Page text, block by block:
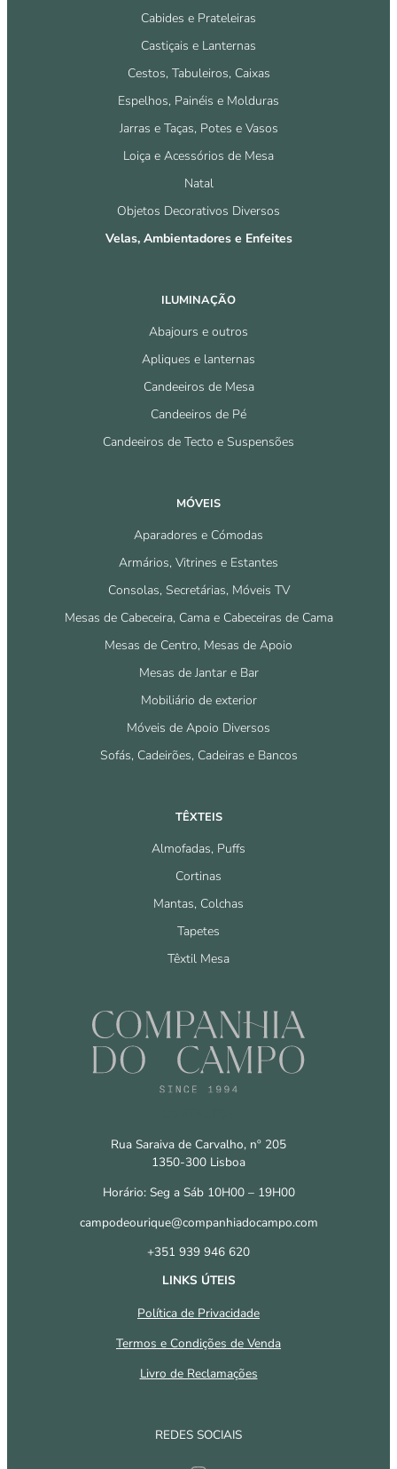
Cabides e Prateleiras
Castiçais e Lanternas
Cestos, Tabuleiros, Caixas
Espelhos, Painéis e Molduras
Jarras e Taças, Potes e Vasos
Loiça e Acessórios de Mesa
Natal
Objetos Decorativos Diversos
Velas, Ambientadores e Enfeites
ILUMINAÇÃO
Abajours e outros
Apliques e lanternas
Candeeiros de Mesa
Candeeiros de Pé
Candeeiros de Tecto e Suspensões
MÓVEIS
Aparadores e Cómodas
Armários, Vitrines e Estantes
Consolas, Secretárias, Móveis TV
Mesas de Cabeceira, Cama e Cabeceiras de Cama
Mesas de Centro, Mesas de Apoio
Mesas de Jantar e Bar
Mobiliário de exterior
Móveis de Apoio Diversos
Sofás, Cadeirões, Cadeiras e Bancos
TÊXTEIS
Almofadas, Puffs
Cortinas
Mantas, Colchas
Tapetes
Têxtil Mesa
LINKS ÚTEIS
Política de Privacidade
Termos e Condições de Venda
Livro de Reclamações
REDES SOCIAIS
Rua Saraiva de Carvalho, nº 205
1350-300 Lisboa
Horário: Seg a Sáb 10H00 – 19H00
campodeourique@companhiadocampo.com
+351 939 946 620